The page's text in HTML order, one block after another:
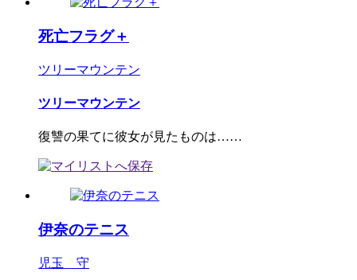
死亡フラグ＋
ツリーマウンテン
ツリーマウンテン
復讐の果てに彼女が見たものは……
伊奈のテニス
児玉 守